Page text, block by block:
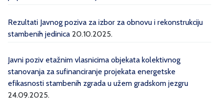
Rezultati Javnog poziva za izbor za obnovu i rekonstrukciju
stambenih jedinica 20.10.2025.
Javni poziv etažnim vlasnicima objekata kolektivnog
stanovanja za sufinanciranje projekata energetske
efikasnosti stambenih zgrada u užem gradskom jezgru
24.09.2025.